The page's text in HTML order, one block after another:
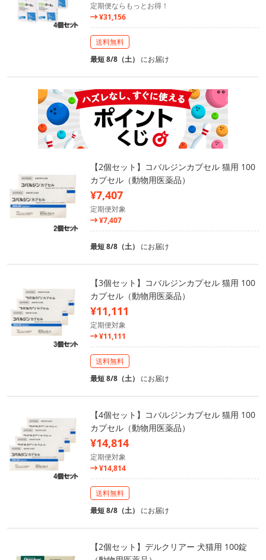
定期便ならもっとお得！
¥31,156
送料無料
最短 8/8（土） にお届け
【2個セット】コバルジンカプセル 猫用 100
カプセル（動物用医薬品）
¥7,407
定期便対象
¥7,407
最短 8/8（土） にお届け
【3個セット】コバルジンカプセル 猫用 100
カプセル（動物用医薬品）
¥11,111
定期便対象
¥11,111
送料無料
最短 8/8（土） にお届け
【4個セット】コバルジンカプセル 猫用 100
カプセル（動物用医薬品）
¥14,814
定期便対象
¥14,814
送料無料
最短 8/8（土） にお届け
【2個セット】デルクリアー 犬猫用 100錠